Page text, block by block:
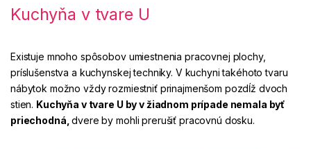
Kuchyňa v tvare U
Existuje mnoho spôsobov umiestnenia pracovnej plochy,
príslušenstva a kuchynskej techniky. V kuchyni takéhoto tvaru
nábytok možno vždy rozmiestniť prinajmenšom pozdĺž dvoch
stien. Kuchyňa v tvare U by v žiadnom prípade nemala byť
priechodná,dvere by mohli prerušiť pracovnú dosku.